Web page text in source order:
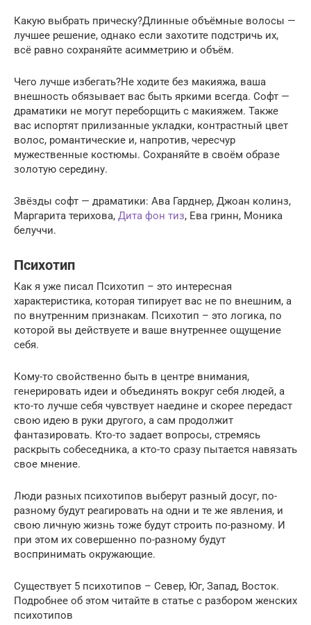
Какую выбрать прическу?Длинные объёмные волосы —
лучшее решение, однако если захотите подстричь их,
всё равно сохраняйте асимметрию и объём.
Чего лучше избегать?Не ходите без макияжа, ваша
внешность обязывает вас быть яркими всегда. Софт —
драматики не могут переборщить с макияжем. Также
вас испортят прилизанные укладки, контрастный цвет
волос, романтические и, напротив, чересчур
мужественные костюмы. Сохраняйте в своём образе
золотую середину.
Звёзды софт — драматики: Ава Гарднер, Джоан колинз,
Маргарита терихова, Дита фон тиз, Ева гринн, Моника
белуччи.
Психотип
Как я уже писал Психотип – это интересная
характеристика, которая типирует вас не по внешним, а
по внутренним признакам. Психотип – это логика, по
которой вы действуете и ваше внутреннее ощущение
себя.
Кому-то свойственно быть в центре внимания,
генерировать идеи и объединять вокруг себя людей, а
кто-то лучше себя чувствует наедине и скорее передаст
свою идею в руки другого, а сам продолжит
фантазировать. Кто-то задает вопросы, стремясь
раскрыть собеседника, а кто-то сразу пытается навязать
свое мнение.
Люди разных психотипов выберут разный досуг, по-
разному будут реагировать на одни и те же явления, и
свою личную жизнь тоже будут строить по-разному. И
при этом их совершенно по-разному будут
воспринимать окружающие.
Существует 5 психотипов – Север, Юг, Запад, Восток.
Подробнее об этом читайте в статье с разбором женских
психотипов